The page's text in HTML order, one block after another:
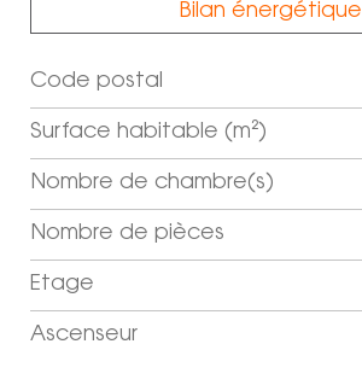
Bilan énergétique
Label Value
Code postal
Surface habitable (m²)
Nombre de chambre(s)
Nombre de pièces
Etage
Ascenseur